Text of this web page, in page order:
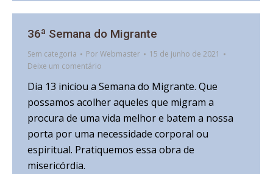
36ª Semana do Migrante
Sem categoria PorWebmaster
15 de junho de 2021
Deixe um comentário
Dia 13 iniciou a Semana do Migrante. Que
possamos acolher aqueles que migram a
procura de uma vida melhor e batem a nossa
porta por uma necessidade corporal ou
espiritual. Pratiquemos essa obra de
misericórdia.